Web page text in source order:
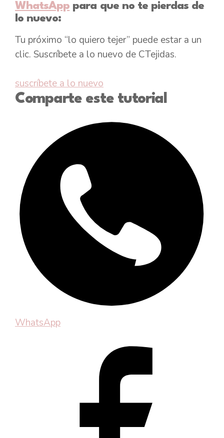
WhatsApp para que no te pierdas de
lo nuevo:
Tu próximo “lo quiero tejer” puede estar a un
clic. Suscríbete a lo nuevo de CTejidas.
suscríbete a lo nuevo
Comparte este tutorial
WhatsApp